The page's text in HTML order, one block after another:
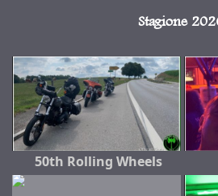
Stagione
50th Rolling Wheels